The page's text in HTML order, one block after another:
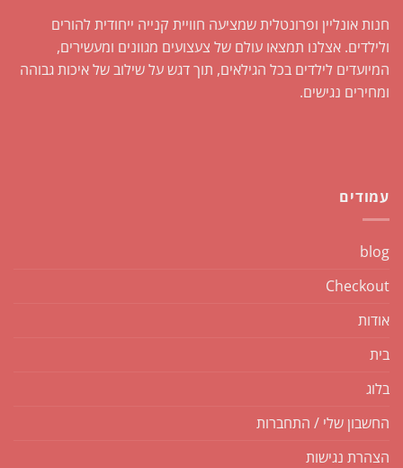
חנות אונליין ופרונטלית שמציעה חוויית קנייה ייחודית להורים
ולילדים. אצלנו תמצאו עולם של צעצועים מגוונים ומעשירים,
המיועדים לילדים בכל הגילאים, תוך דגש על שילוב של איכות גבוהה
ומחירים נגישים.
עמודים
blog
Checkout
אודות
בית
בלוג
החשבון שלי / התחברות
הצהרת נגישות